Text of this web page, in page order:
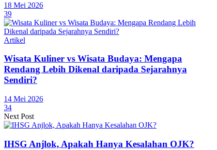
18 Mei 2026
39
Artikel
Wisata Kuliner vs Wisata Budaya: Mengapa
Rendang Lebih Dikenal daripada Sejarahnya
Sendiri?
14 Mei 2026
34
Next Post
IHSG Anjlok, Apakah Hanya Kesalahan OJK?